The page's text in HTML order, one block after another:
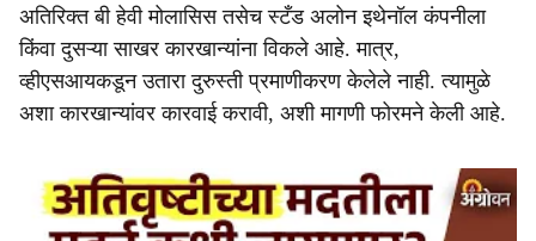
अतिरिक्त बी हेवी मोलासिस तसेच स्टँड अलोन इथेनॉल कंपनीला
किंवा दुसऱ्या साखर कारखान्यांना विकले आहे. मात्र,
व्हीएसआयकडून उतारा दुरुस्ती प्रमाणीकरण केलेले नाही. त्यामुळे
अशा कारखान्यांवर कारवाई करावी, अशी मागणी फोरमने केली आहे.